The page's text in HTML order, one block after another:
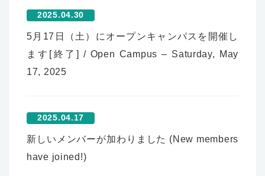
2025.04.30
5月17日（土）にオープンキャンパスを開催し
ます[終了] / Open Campus – Saturday, May
17, 2025
2025.04.17
新しいメンバーが加わりました (New members
have joined!)